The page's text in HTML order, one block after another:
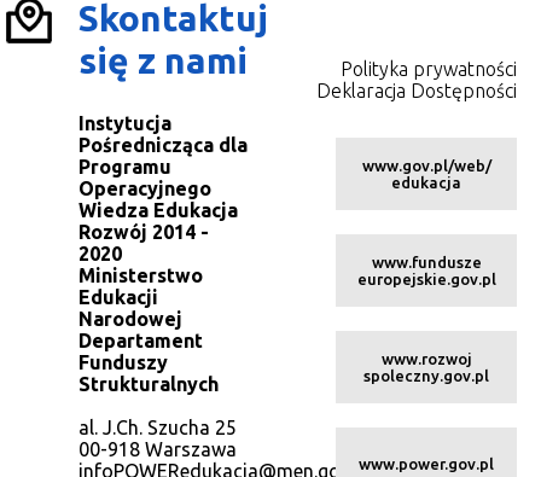
Skontaktuj
się z nami
Instytucja
Pośrednicząca dla
Programu
Operacyjnego
Wiedza Edukacja
Rozwój 2014 -
2020
Ministerstwo
Edukacji
Narodowej
Departament
Funduszy
Strukturalnych
al. J.Ch. Szucha 25
00-918 Warszawa
infoPOWERedukacja@men.gov.pl
Polityka prywatności
Deklaracja Dostępności
www.gov.pl/web/
edukacja
www.fundusze
europejskie.gov.pl
www.rozwoj
spoleczny.gov.pl
www.power.gov.pl